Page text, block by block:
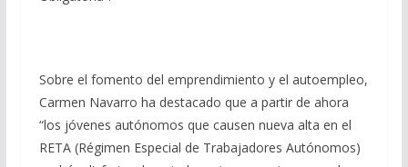
Sobre el fomento del emprendimiento y el autoempleo,
Carmen Navarro ha destacado que a partir de ahora
“los jóvenes autónomos que causen nueva alta en el
RETA (Régimen Especial de Trabajadores Autónomos)